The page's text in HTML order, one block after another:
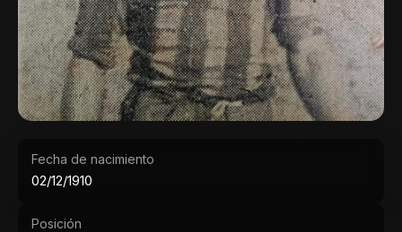
Fecha de nacimiento
02/12/1910
Posición